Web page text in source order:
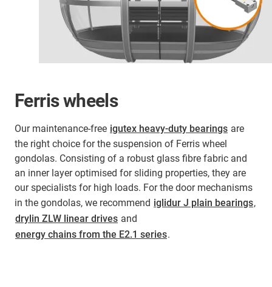
Ferris wheels
Our maintenance-free igutex heavy-duty bearings are
the right choice for the suspension of Ferris wheel
gondolas. Consisting of a robust glass fibre fabric and
an inner layer optimised for sliding properties, they are
our specialists for high loads. For the door mechanisms
in the gondolas, we recommend iglidur J plain bearings,
drylin ZLW linear drives and
energy chains from the E2.1 series.